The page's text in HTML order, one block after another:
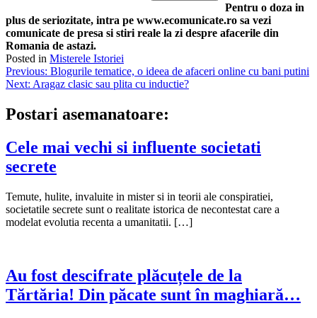
Pentru o doza in
plus de seriozitate, intra pe www.ecomunicate.ro sa vezi
comunicate de presa si stiri reale la zi despre afacerile din
Romania de astazi.
Posted in Misterele Istoriei
Navigare
în
articole
Previous: Blogurile tematice, o ideea de afaceri online cu bani putini
Next: Aragaz clasic sau plita cu inductie?
Postari asemanatoare:
Cele mai vechi si influente societati
secrete
Temute, hulite, invaluite in mister si in teorii ale conspiratiei,
societatile secrete sunt o realitate istorica de necontestat care a
modelat evolutia recenta a umanitatii. […]
Au fost descifrate plăcuțele de la
Tărtăria! Din păcate sunt în maghiară…